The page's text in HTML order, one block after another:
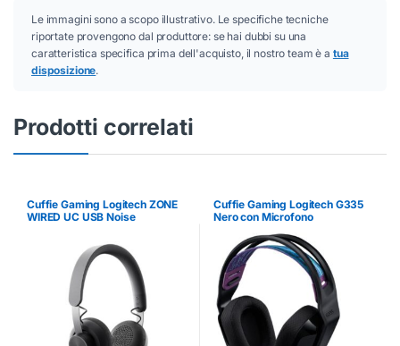
Le immagini sono a scopo illustrativo. Le specifiche tecniche
riportate provengono dal produttore: se hai dubbi su una
caratteristica specifica prima dell'acquisto, il nostro team è a tua
disposizione.
Prodotti correlati
Cuffie Gaming Logitech ZONE
WIRED UC USB Noise
Cuffie Gaming Logitech G335
Nero con Microfono